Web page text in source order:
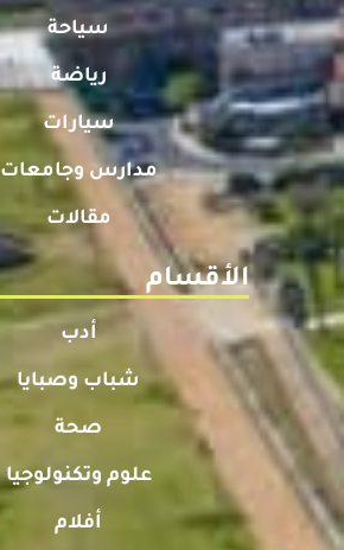
سياحة
رياضة
سيارات
مدارس وجامعات
مقالات
الأقسام
أدب
شباب وصبايا
صحة
علوم وتكنولوجيا
أفلام